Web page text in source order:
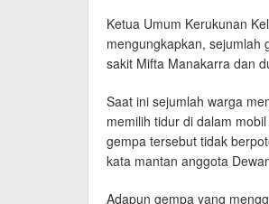
Ketua Umum Kerukunan
mengungkapkan, sejumlah
sakit Mifta Manakarra dan
Saat ini sejumlah warga
memilih tidur di dalam
gempa tersebut tidak
kata mantan anggota
Adapun gempa yang